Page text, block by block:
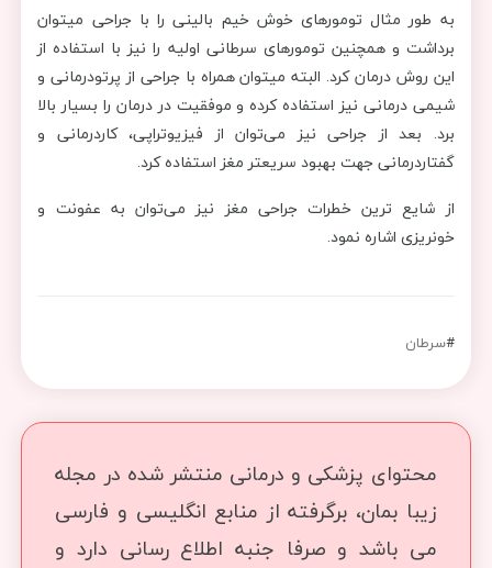
به طور مثال تومورهای خوش خیم بالینی را با جراحی میتوان
برداشت و همچنین تومورهای سرطانی اولیه را نیز با استفاده از
این روش درمان کرد. البته میتوان همراه با جراحی از پرتودرمانی و
شیمی درمانی نیز استفاده کرده و موفقیت در درمان را بسیار بالا
برد. بعد از جراحی نیز می‌توان از فیزیوتراپی، کاردرمانی و
گفتاردرمانی جهت بهبود سریعتر مغز استفاده کرد.
از شایع ترین خطرات جراحی مغز نیز می‌توان به عفونت و
خونریزی اشاره نمود.
#سرطان
محتوای پزشکی و درمانی منتشر شده در مجله
زیبا بمان، برگرفته از منابع انگلیسی و فارسی
می باشد و صرفا جنبه اطلاع رسانی دارد و